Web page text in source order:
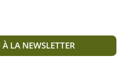
LA NEWSLETTER